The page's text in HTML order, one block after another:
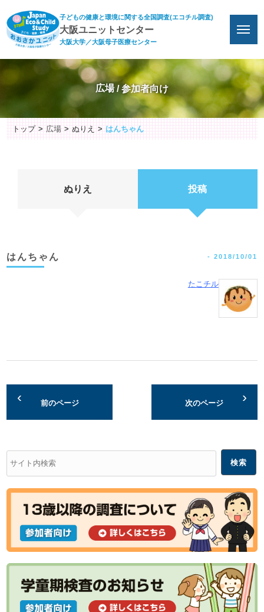
子どもの健康と環境に関する全国調査(エコチル調査)
大阪ユニットセンター
大阪大学／大阪母子医療センター
広場
トップ 広場 ぬりえ はんちゃん
ぬりえ 投稿
はんちゃん - 2018/10/01
たこチル
前のページ 次のページ